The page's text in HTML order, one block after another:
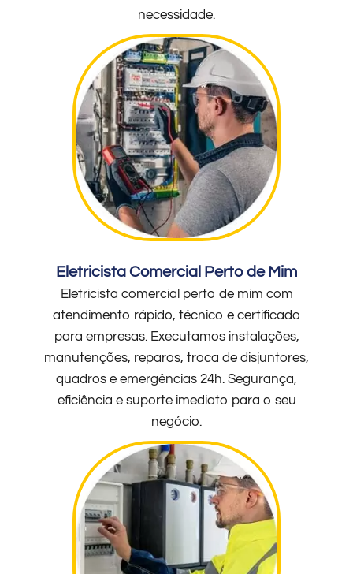
necessidade.
Eletricista Comercial Perto de Mim
Eletricista comercial perto de mim com
atendimento rápido, técnico e certificado
para empresas. Executamos instalações,
manutenções, reparos, troca de disjuntores,
quadros e emergências 24h. Segurança,
eficiência e suporte imediato para o seu
negócio.